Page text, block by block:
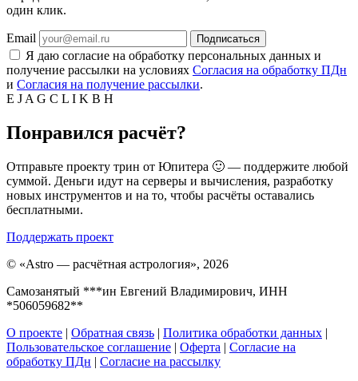
один клик.
Email Подписаться
Я даю согласие на обработку персональных данных и
получение рассылки на условиях Согласия на обработку ПДн
и Согласия на получение рассылки.
E J A G C L I K B H
Понравился расчёт?
Отправьте проекту трин от Юпитера 🙂 — поддержите любой
суммой. Деньги идут на серверы и вычисления, разработку
новых инструментов и на то, чтобы расчёты оставались
бесплатными.
Поддержать проект
© «Astro — расчётная астрология», 2026
Самозанятый ***ин Евгений Владимирович, ИНН
*506059682**
О проекте | Обратная связь | Политика обработки данных |
Пользовательское соглашение | Оферта | Согласие на
обработку ПДн | Согласие на рассылку